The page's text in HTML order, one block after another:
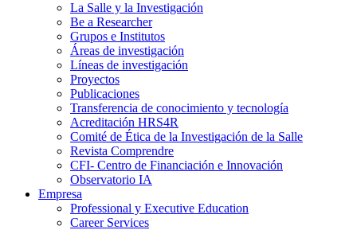
La Salle y la Investigación
Be a Researcher
Grupos e Institutos
Áreas de investigación
Líneas de investigación
Proyectos
Publicaciones
Transferencia de conocimiento y tecnología
Acreditación HRS4R
Comité de Ética de la Investigación de la Salle
Revista Comprendre
CFI- Centro de Financiación e Innovación
Observatorio IA
Empresa
Professional y Executive Education
Career Services